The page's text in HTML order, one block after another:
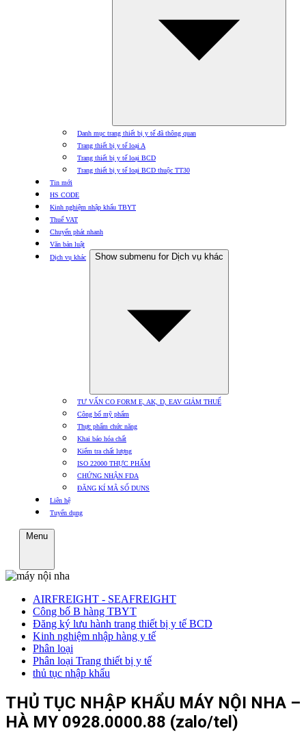
Danh mục trang thiết bị y tế đã thông quan
Trang thiết bị y tế loại A
Trang thiết bị y tế loại BCD
Trang thiết bị y tế loại BCD thuộc TT30
Tin mới
HS CODE
Kinh nghiệm nhập khẩu TBYT
Thuế VAT
Chuyển phát nhanh
Văn bản luật
Dịch vụ khác
Show submenu for Dịch vụ khác
TƯ VẤN CO FORM E, AK, D, EAV GIẢM THUẾ
Công bố mỹ phẩm
Thực phẩm chức năng
Khai báo hóa chất
Kiểm tra chất lượng
ISO 22000 THỰC PHẨM
CHỨNG NHẬN FDA
ĐĂNG KÍ MÃ SỐ DUNS
Liên hệ
Tuyển dụng
Menu
AIRFREIGHT - SEAFREIGHT
Công bố B hàng TBYT
Đăng ký lưu hành trang thiết bị y tế BCD
Kinh nghiệm nhập hàng y tế
Phân loại
Phân loại Trang thiết bị y tế
thủ tục nhập khẩu
THỦ TỤC NHẬP KHẨU MÁY NỘI NHA –
HÀ MY 0928.0000.88 (zalo/tel)